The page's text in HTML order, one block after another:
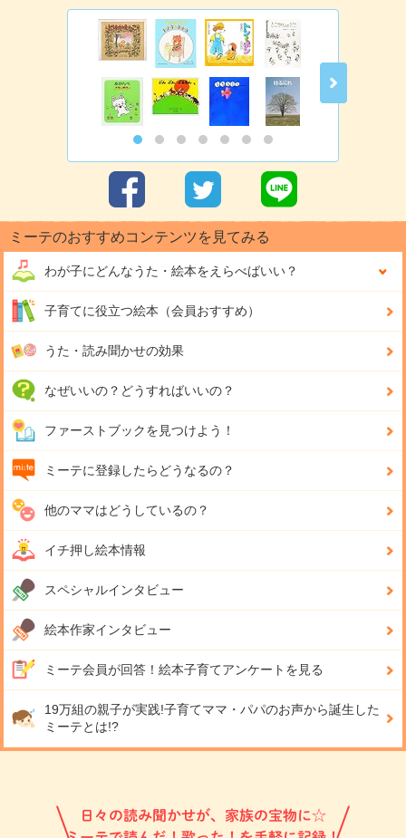
ミーテのおすすめコンテンツを見てみる
わが子にどんなうた・絵本をえらべばいい？
子育てに役立つ絵本（会員おすすめ）
うた・読み聞かせの効果
なぜいいの？どうすればいいの？
ファーストブックを見つけよう！
ミーテに登録したらどうなるの？
他のママはどうしているの？
イチ押し絵本情報
スペシャルインタビュー
絵本作家インタビュー
ミーテ会員が回答！ 絵本子育てアンケートを見る
19万組の親子が実践!子育てママ・パパのお声から誕生した
ミーテとは!?
日々の読み聞かせが、家族の宝物に☆